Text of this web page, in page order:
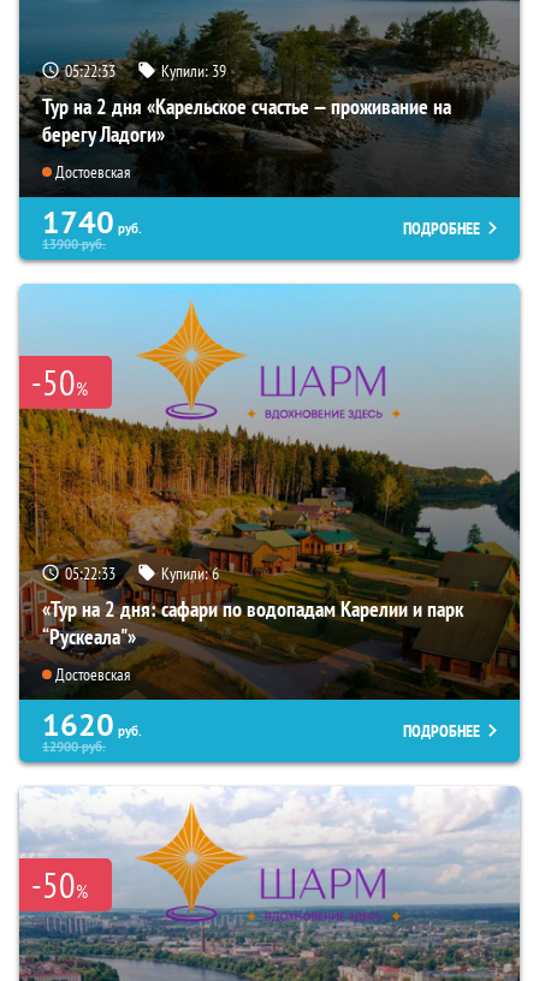
05:22:31 Купили:39
Тур на 2 дня «Карельское счастье — проживание на
берегу Ладоги»
Достоевская
1740 руб.
13900руб.
ПОДРОБНЕЕ
-50%
05:22:31 Купили:6
«Тур на 2 дня: сафари по водопадам Карелии и парк
“Рускеала"»
Достоевская
1620 руб.
12900руб.
ПОДРОБНЕЕ
-50%